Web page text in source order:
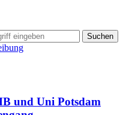
Suchen
und Uni Potsdam